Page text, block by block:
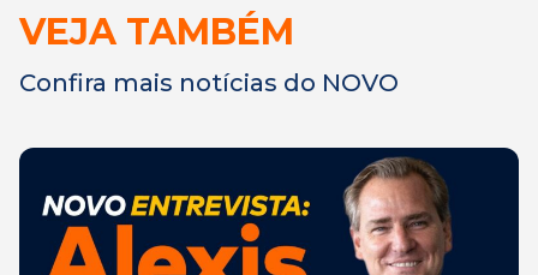
VEJA TAMBÉM
Confira mais notícias do NOVO